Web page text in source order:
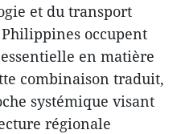
et du transport
occupent
en matière
combinaison traduit,
systémique visant
régionale